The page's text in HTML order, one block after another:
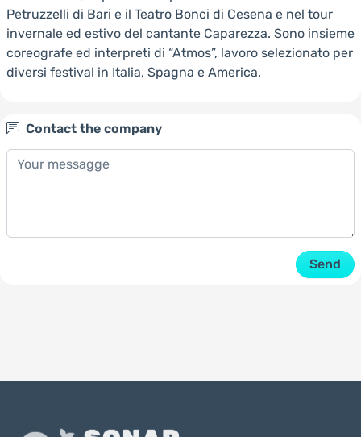
Petruzzelli di Bari e il Teatro Bonci di Cesena e nel tour
invernale ed estivo del cantante Caparezza. Sono insieme
coreografe ed interpreti di “Atmos”, lavoro selezionato per
diversi festival in Italia, Spagna e America.
Contact the company
Send